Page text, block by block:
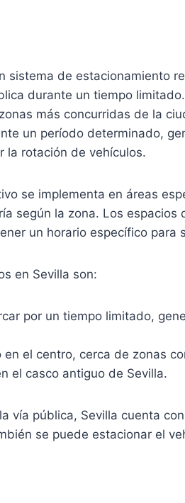
sistema de estacionamiento
durante un tiempo
más concurridas de la
un período determinado,
la rotación de vehículos.
se implementa en áreas
según la zona. Los espacios
un horario específico para
en Sevilla son:
por un tiempo limitado,
en el centro, cerca de zonas
el casco antiguo de Sevilla.
vía pública, Sevilla cuenta
se puede estacionar el